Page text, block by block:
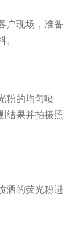
户现场， 准备
。
粉的均匀喷
结果并拍摄照
洒的荧光粉进